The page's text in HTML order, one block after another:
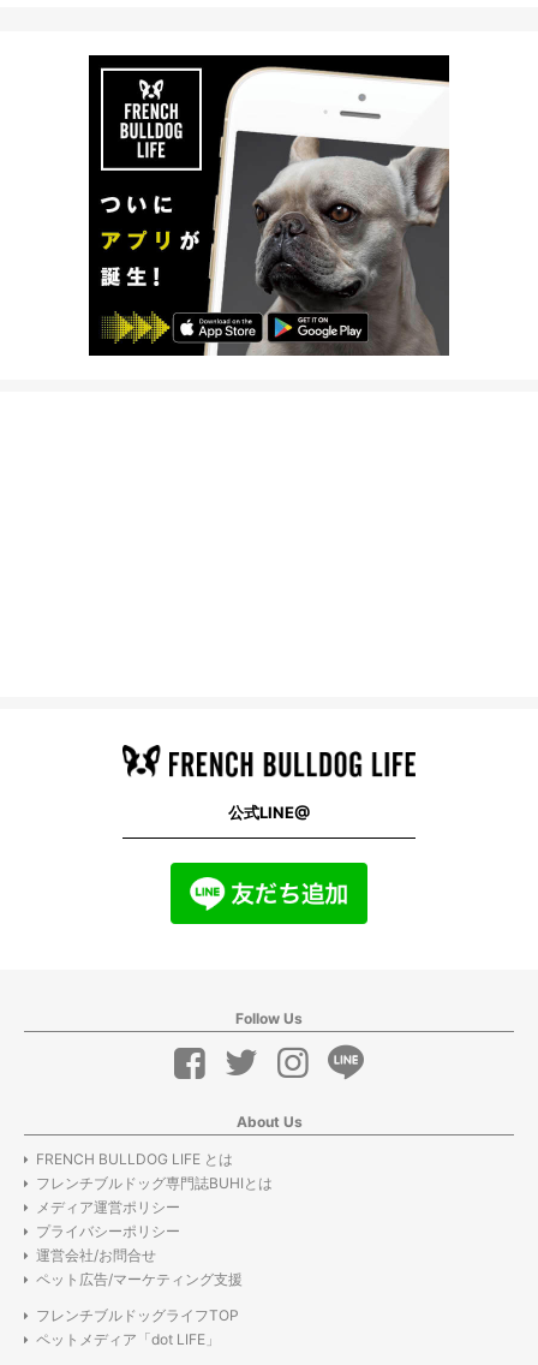
公式LINE@
Follow Us
About Us
FRENCH BULLDOG LIFE とは
フレンチブルドッグ専門誌BUHIとは
メディア運営ポリシー
プライバシーポリシー
運営会社/お問合せ
ペット広告/マーケティング支援
フレンチブルドッグライフTOP
ペットメディア「dot LIFE」